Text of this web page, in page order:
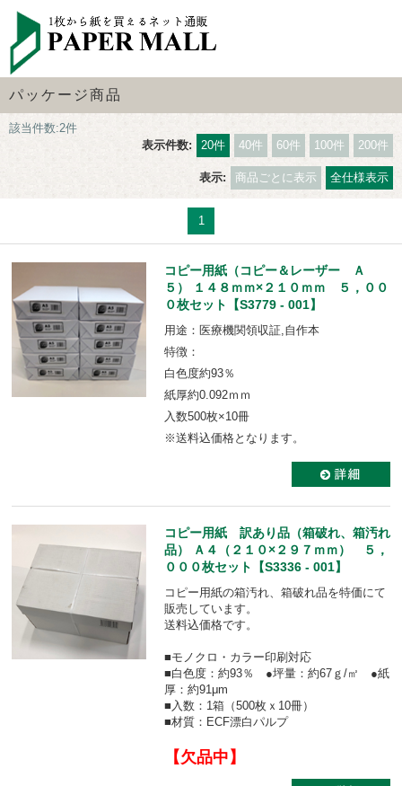
パッケージ商品
該当件数:2件
表示件数:
20件 40件 60件 100件 200件
表示: 商品ごとに表示 全仕様表示
1
コピー用紙（コピー＆レーザー Ａ
５） １４８ｍｍ×２１０ｍｍ ５，００
０枚セット【S3779 - 001】
用途：医療機関領収証,自作本
特徴：
白色度約93％
紙厚約0.092ｍｍ
入数500枚×10冊
※送料込価格となります。
コピー用紙 訳あり品（箱破れ、箱汚れ
品） Ａ４（２１０×２９７ｍｍ） ５，
０００枚セット【S3336 - 001】
コピー用紙の箱汚れ、箱破れ品を特価にて
販売しています。
送料込価格です。
■モノクロ・カラー印刷対応
■白色度：約93％ ●坪量：約67ｇ/㎡ ●紙
厚：約91μm
■入数：1箱（500枚ｘ10冊）
■材質：ECF漂白パルプ
【欠品中】